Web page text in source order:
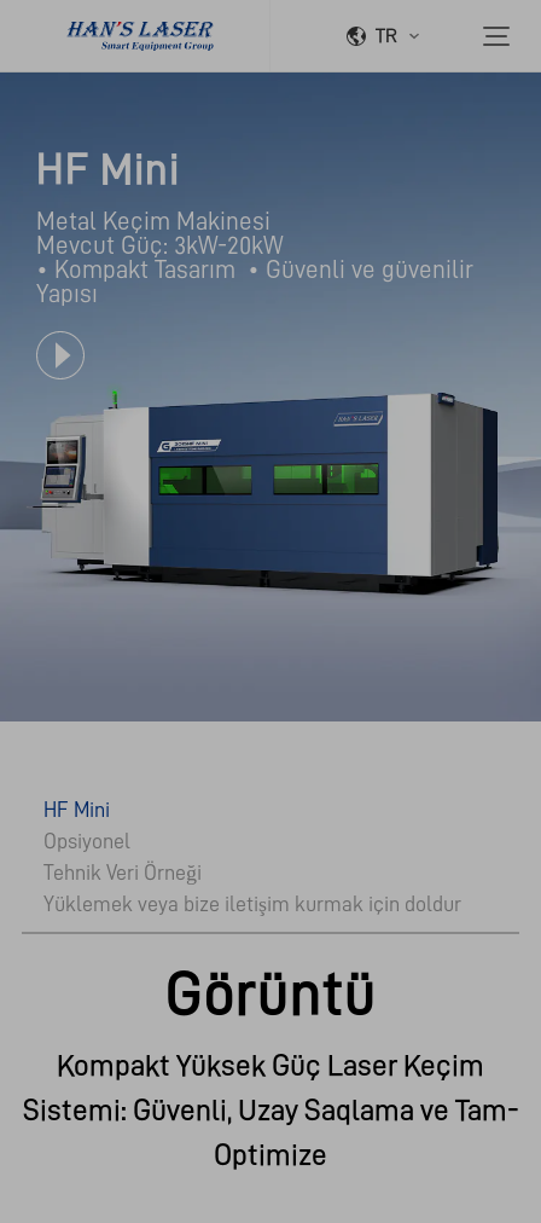
TR
HF Mini
Metal Keçim Makinesi
Mevcut Güç: 3kW-20kW
• Kompakt Tasarım  • Güvenli ve güvenilir
Yapısı
HF Mini
Opsiyonel
Tehnik Veri Örneği
Yüklemek veya bize iletişim kurmak için doldur
Görüntü
Kompakt Yüksek Güç Laser Keçim
Sistemi: Güvenli, Uzay Saqlama ve Tam-
Optimize